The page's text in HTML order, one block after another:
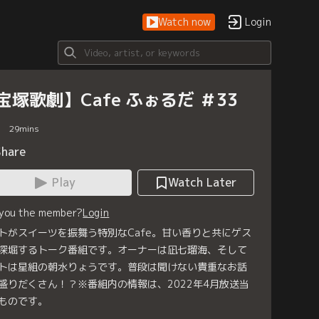
Watch now Login
塚歌劇】Cafe ふぉるだ ＃33
29mins
Play
Watch Later
the member?Login
がスイーツを振舞う特別なCafe。甘い香りと共にゲス
堀するトーク番組です。オーナーは凪七瑠海、そして
は星組の朝水りょうです。普段は聞けない貴重なお話
りだくさん！？※番組内の情報は、2022年4月放送当
のです。